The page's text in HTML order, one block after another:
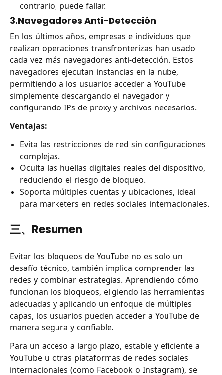
contrario, puede fallar.
3.Navegadores Anti-Detección
En los últimos años, empresas e individuos que
realizan operaciones transfronterizas han usado
cada vez más navegadores anti-detección. Estos
navegadores ejecutan instancias en la nube,
permitiendo a los usuarios acceder a YouTube
simplemente descargando el navegador y
configurando IPs de proxy y archivos necesarios.
Ventajas:
Evita las restricciones de red sin configuraciones
complejas.
Oculta las huellas digitales reales del dispositivo,
reduciendo el riesgo de bloqueo.
Soporta múltiples cuentas y ubicaciones, ideal
para marketers en redes sociales internacionales.
三、Resumen
Evitar los bloqueos de YouTube no es solo un
desafío técnico, también implica comprender las
redes y combinar estrategias. Aprendiendo cómo
funcionan los bloqueos, eligiendo las herramientas
adecuadas y aplicando un enfoque de múltiples
capas, los usuarios pueden acceder a YouTube de
manera segura y confiable.
Para un acceso a largo plazo, estable y eficiente a
YouTube u otras plataformas de redes sociales
internacionales (como Facebook o Instagram), se